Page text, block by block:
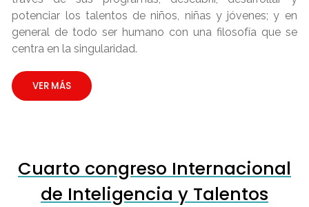
potenciar los talentos de niños, niñas y jóvenes; y en
general de todo ser humano con una filosofía que se
centra en la singularidad.
VER MÁS
Cuarto congreso Internacional
de Inteligencia y Talentos